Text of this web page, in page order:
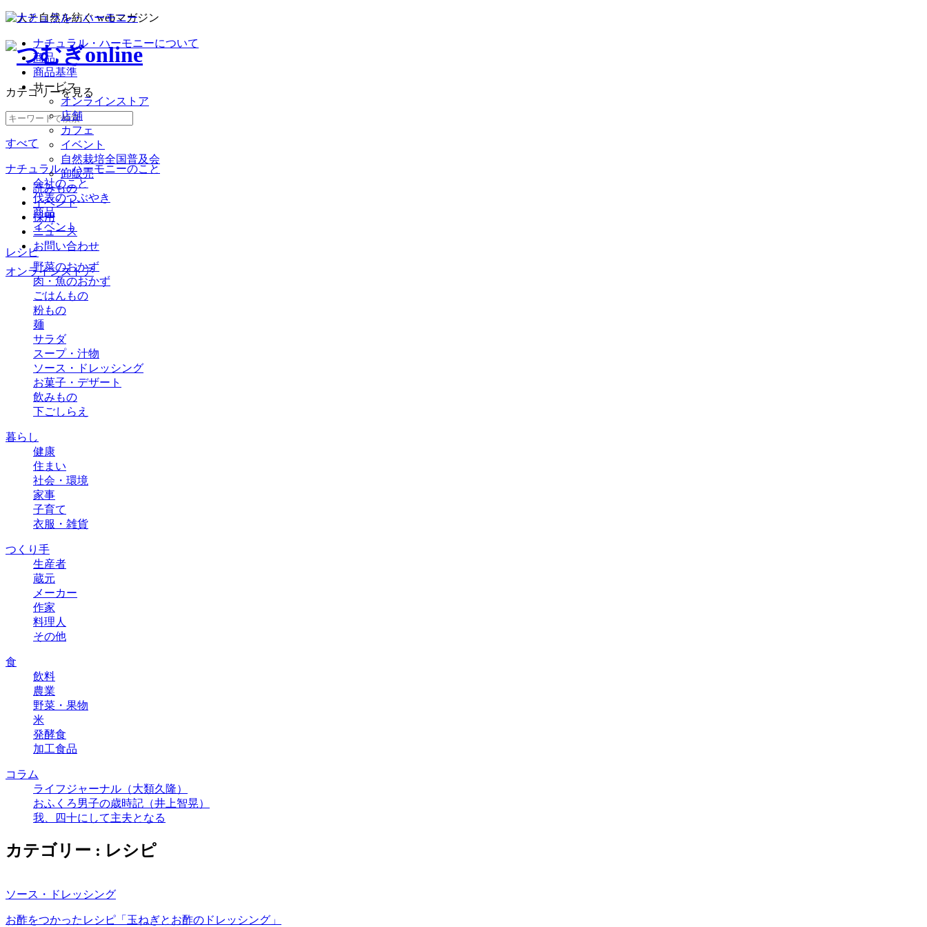
ナチュラル・ハーモニーについて
商品
商品基準
サービス
オンラインストア
店舗
カフェ
イベント
自然栽培全国普及会
卸販売
読みもの
イベント
採用
ニュース
お問い合わせ
オンラインストア
カテゴリーを見る
すべて
ナチュラル・ハーモニーのこと
会社のこと
代表のつぶやき
商品
イベント
レシピ
野菜のおかず
肉・魚のおかず
ごはんもの
粉もの
麺
サラダ
スープ・汁物
ソース・ドレッシング
お菓子・デザート
飲みもの
下ごしらえ
暮らし
健康
住まい
社会・環境
家事
子育て
衣服・雑貨
つくり手
生産者
蔵元
メーカー
作家
料理人
その他
食
飲料
農業
野菜・果物
米
発酵食
加工食品
コラム
ライフジャーナル（大類久隆）
おふくろ男子の歳時記（井上智晃）
我、四十にして主夫となる
カテゴリー : レシピ
ソース・ドレッシング
お酢をつかったレシピ「玉ねぎとお酢のドレッシング」